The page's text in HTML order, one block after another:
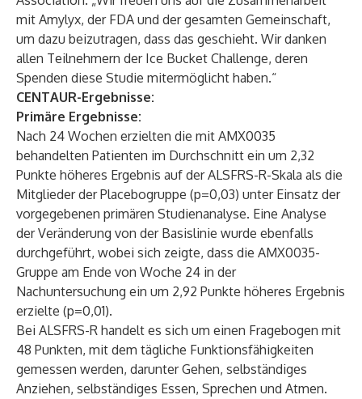
mit Amylyx, der FDA und der gesamten Gemeinschaft,
um dazu beizutragen, dass das geschieht. Wir danken
allen Teilnehmern der Ice Bucket Challenge, deren
Spenden diese Studie mitermöglicht haben.“
CENTAUR-Ergebnisse:
Primäre Ergebnisse:
Nach 24 Wochen erzielten die mit AMX0035
behandelten Patienten im Durchschnitt ein um 2,32
Punkte höheres Ergebnis auf der ALSFRS-R-Skala als die
Mitglieder der Placebogruppe (p=0,03) unter Einsatz der
vorgegebenen primären Studienanalyse. Eine Analyse
der Veränderung von der Basislinie wurde ebenfalls
durchgeführt, wobei sich zeigte, dass die AMX0035-
Gruppe am Ende von Woche 24 in der
Nachuntersuchung ein um 2,92 Punkte höheres Ergebnis
erzielte (p=0,01).
Bei ALSFRS-R handelt es sich um einen Fragebogen mit
48 Punkten, mit dem tägliche Funktionsfähigkeiten
gemessen werden, darunter Gehen, selbständiges
Anziehen, selbständiges Essen, Sprechen und Atmen.